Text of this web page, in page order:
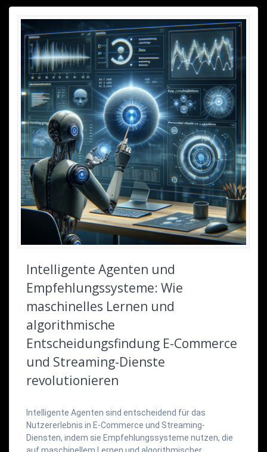
Intelligente Agenten und
Empfehlungssysteme: Wie
maschinelles Lernen und
algorithmische
Entscheidungsfindung E-Commerce
und Streaming-Dienste
revolutionieren
Intelligente Agenten sind entscheidend für das
Nutzererlebnis in E-Commerce und Streaming-
Diensten, indem sie Empfehlungssysteme nutzen, die